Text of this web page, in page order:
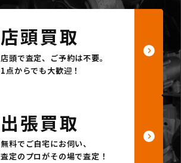
店頭買取
店頭で査定、ご予約は不要。
1点からでも大歓迎！
出張買取
無料でご自宅にお伺い、
査定のプロがその場で査定！